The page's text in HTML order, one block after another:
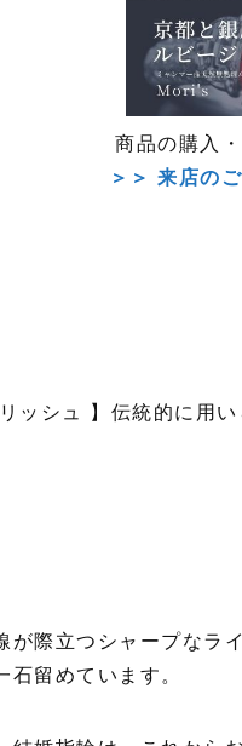
商品の購入
＞＞ 来店の
リッシュ 】伝統的に用
が際立つシャープなラ
石留めています。